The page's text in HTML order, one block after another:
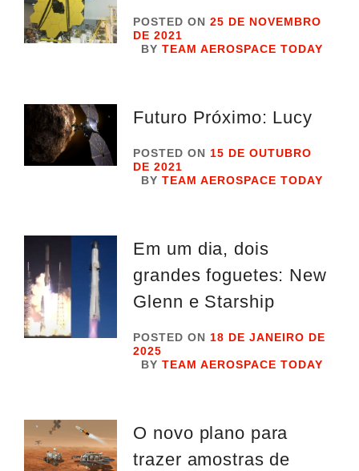
POSTED ON25 DE NOVEMBRO
DE 2021
BYTEAM AEROSPACE TODAY
Futuro Próximo: Lucy
POSTED ON15 DE OUTUBRO
DE 2021
BYTEAM AEROSPACE TODAY
Em um dia, dois
grandes foguetes: New
Glenn e Starship
POSTED ON18 DE JANEIRO DE
2025
BYTEAM AEROSPACE TODAY
O novo plano para
trazer amostras de